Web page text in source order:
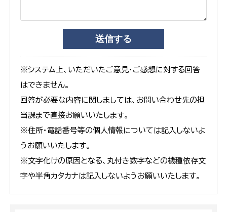
※システム上、いただいたご意見・ご感想に対する回答
はできません。
回答が必要な内容に関しましては、お問い合わせ先の担
当課まで直接お願いいたします。
※住所・電話番号等の個人情報については記入しないよ
うお願いいたします。
※文字化けの原因となる、丸付き数字などの機種依存文
字や半角カタカナは記入しないようお願いいたします。